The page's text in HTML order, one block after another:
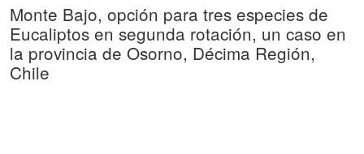
Monte Bajo, opción para tres especies de
Eucaliptos en segunda rotación, un caso en
la provincia de Osorno, Décima Región,
Chile